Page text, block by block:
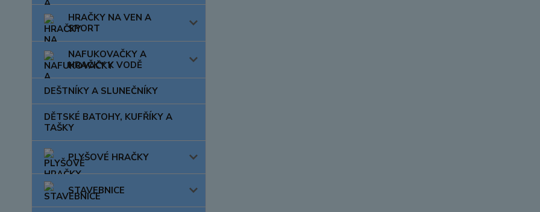
HRAČKY NA VEN A
SPORT
NAFUKOVAČKY A
HRAČKY K VODĚ
DEŠTNÍKY A SLUNEČNÍKY
DĚTSKÉ BATOHY, KUFŘÍKY A
TAŠKY
PLYŠOVÉ HRAČKY
STAVEBNICE